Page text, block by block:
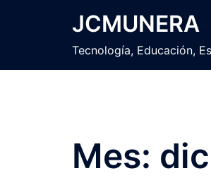
JCMUNERA
Tecnología, Educación,
Mes: